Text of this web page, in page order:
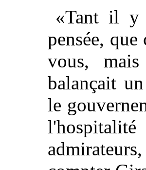
«Tant il y
pensée,
vous,
balançait
le